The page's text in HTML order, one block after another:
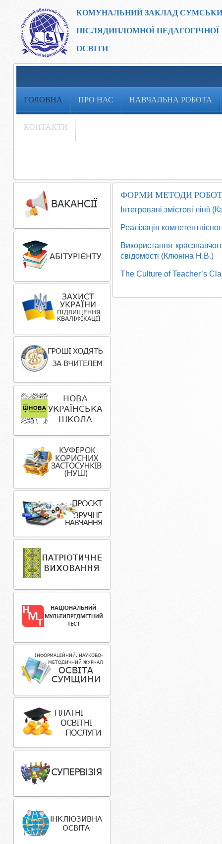
КОМУНАЛЬНИЙ ЗАКЛАД
ПІСЛЯДИПЛОМНОЇ ПЕДАГОГІЧНОЇ
ОСВІТИ
ГОЛОВНА ПРО НАС НАВЧАЛЬНА РОБОТА
КОНТАКТИ
ФОРМИ МЕТОДИ
Інтегровані змістові лінії
Реалізація
Використання
свідомості (Клюніна Н.В.)
The Culture of Teacher’s